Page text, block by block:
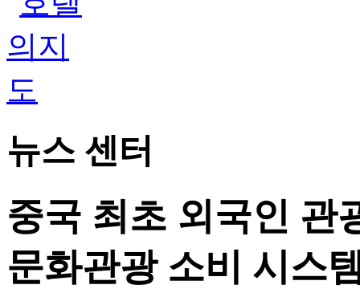
뉴스 센터
중국 최초 외국인 관
문화관광 소비 시스